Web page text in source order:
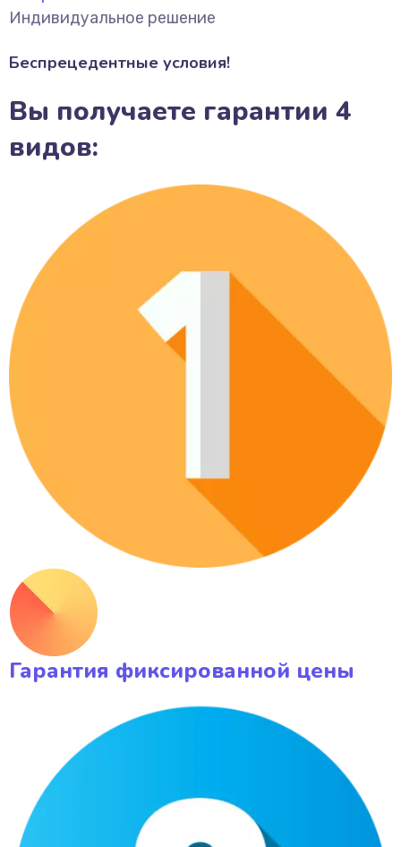
Индивидуальное решение
Беспрецедентные условия!
Вы получаете гарантии 4
видов:
Гарантия фиксированной цены